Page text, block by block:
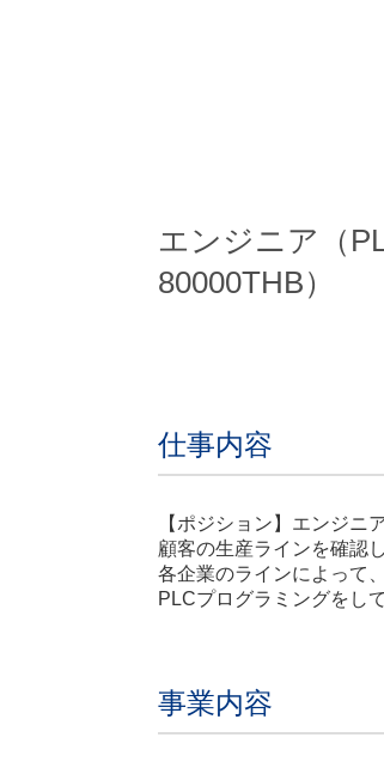
エンジニア（
80000THB）
仕事内容
【ポジション】エンジ
顧客の生産ラインを確認
各企業のラインによって
PLCプログラミングをし
事業内容